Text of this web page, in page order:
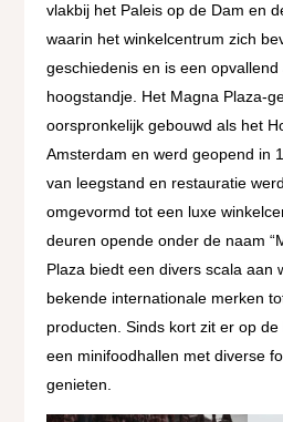
vlakbij het Paleis op de Dam en
waarin het winkelcentrum zich
geschiedenis en is een
hoogstandje. Het Magna Plaza-
oorspronkelijk gebouwd als het
Amsterdam en werd geopend in
van leegstand en restauratie
omgevormd tot een luxe
deuren opende onder de naam
Plaza biedt een divers scala aan
bekende internationale merken
producten. Sinds kort zit er op
een minifoodhallen met diverse
genieten.